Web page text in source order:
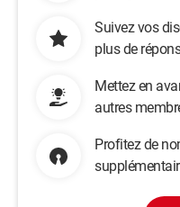
Suivez vos
plus de
Mettez en
autres
Profitez de